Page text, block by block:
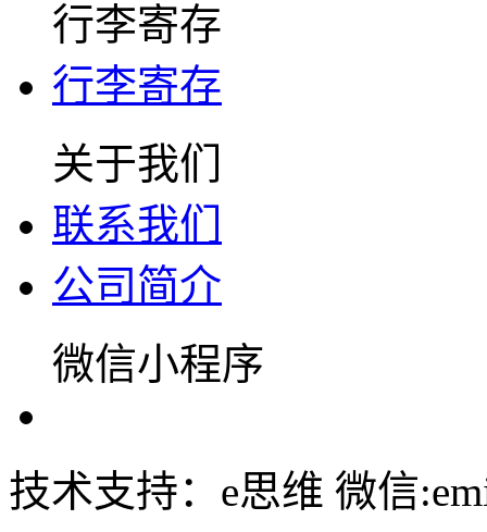
行李寄存
行李寄存
关于我们
联系我们
公司简介
微信小程序
技术支持：e思维 微信